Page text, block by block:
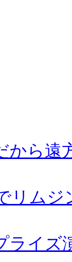
から遠
リムジ
ライズ